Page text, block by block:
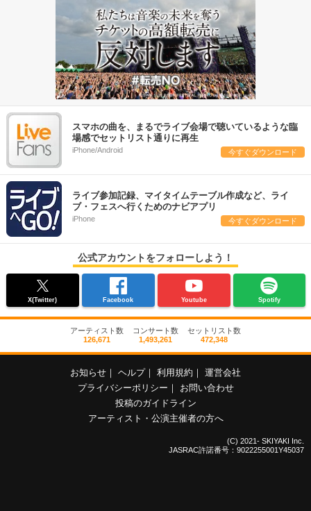
スマホの曲を、まるでライブ会場で聴いているような臨
場感でセットリスト通りに再生
iPhone/Android 今すぐダウンロード
ライブ参加記録、マイタイムテーブル作成など、ライ
ブ・フェスへ行くためのナビアプリ
iPhone 今すぐダウンロード
公式アカウントをフォローしよう！
X(Twitter) Facebook Youtube Spotify
アーティスト数
126,671
コンサート数
1,493,261
セットリスト数
472,348
お知らせ ｜ ヘルプ｜ 利用規約 ｜ 運営会社
プライバシーポリシー ｜
お問い合わせ
投稿のガイドライン
アーティスト・公演主催者の方へ
(C) 2021- SKIYAKI Inc.
JASRAC許諾番号：9022255001Y45037